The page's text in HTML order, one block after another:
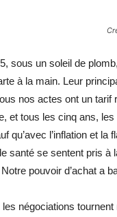
sous un soleil de
à la main. Leur
nos actes ont un
et tous les cinq ans,
qu’avec l’inflation et
santé se sentent pris à
pouvoir d’achat a
les négociations